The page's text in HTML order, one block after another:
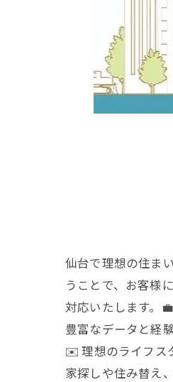
仙台で理想の住ま
うことで、お客様
対応いたします。
豊富なデータと経
✉️ 理想のライフス
家探しや住み替え